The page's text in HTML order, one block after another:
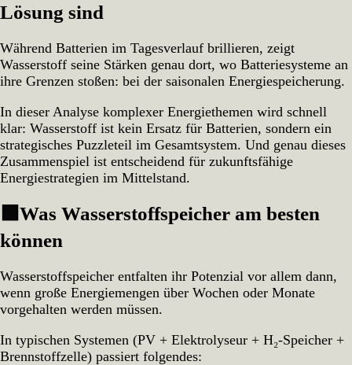
Wo
ihre
Stärken
haben
Lösung sind
Während Batterien im Tagesverlauf brillieren, zeigt
Wasserstoff seine Stärken genau dort, wo Batteriesysteme an
ihre Grenzen stoßen: bei der saisonalen Energiespeicherung.
In dieser Analyse komplexer Energiethemen wird schnell
klar: Wasserstoff ist kein Ersatz für Batterien, sondern ein
strategisches Puzzleteil im Gesamtsystem. Und genau dieses
Zusammenspiel ist entscheidend für zukunftsfähige
Energiestrategien im Mittelstand.
Was Wasserstoffspeicher am besten
können
Wasserstoffspeicher entfalten ihr Potenzial vor allem dann,
wenn große Energiemengen über Wochen oder Monate
vorgehalten werden müssen.
In typischen Systemen (PV + Elektrolyseur + H₂‑Speicher +
Brennstoffzelle) passiert folgendes: